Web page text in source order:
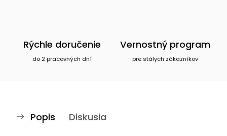
Rýchle doručenie
do 2 pracovných dní
Vernostný program
pre stálych zákazníkov
Popis Diskusia